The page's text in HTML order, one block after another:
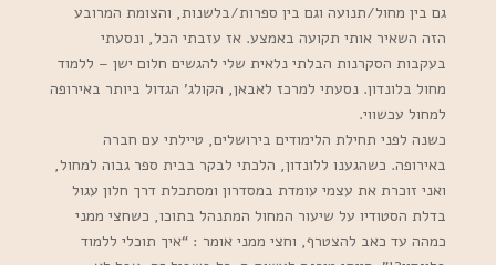
גם בין מחול/תנועה וגם בין ספרות/בלשנות, והצומת המרובע
הזה השאיר אותי תקועה באמצע. אז עזבתי הכל, ונסעתי
בעקבות הסקרנות הבלתי נלאית שלי להגשים חלום ישן – ללמוד
מחול בלונדון. נסעתי למרכז לאבאן, הקולג’ הגדול ביותר באירופה
למחול עכשווי.
כשנה לפני תחילת הלימודים בירושלים, טיילתי עם חברה
באירופה. כשהגענו ללונדון, הלכתי לבקר בבית ספר גבוה למחול,
ואני זוכרת את עצמי עומדת במסדרון ומסתכלת דרך חלון עגול
בדלת הסטודיו על שיעור המחול המתנהל בתוכו, כשחצי ממני
כמהה עד כאב להצטרף, וחצי ממני אומר : “איך תוכלי ללמוד